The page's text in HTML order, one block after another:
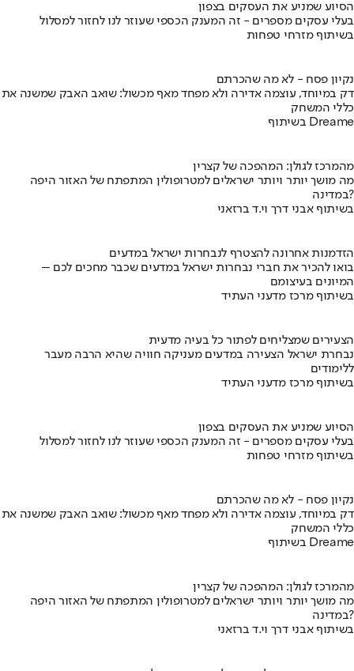
הסיוע שמניע את העסקים בצפון
בעלי עסקים מספרים - זה המענק הכספי שעוזר לנו לחזור למסלול
בשיתוף מזרחי טפחות
נקיון פסח - לא מה שהכרתם
דק במיוחד, עוצמה אדירה ולא מפחד מאף מכשול: שואב האבק שמשנה את
כללי המשחק
בשיתוף Dreame
מהמרכז לגולן: המהפכה של קצרין
מה מושך יותר ויותר ישראלים למטרופולין המתפתח של האזור היפה
במדינה?
בשיתוף אבני דרך וי.ד ברזאני
הזדמנות אחרונה להצטרף לנבחרות ישראל במדעים
בואו להכיר את חברי נבחרות ישראל במדעים שכבר מחכים לכם –
המיונים בעיצומם
בשיתוף מרכז מדעני העתיד
הצעירים שמצליחים לפתור כל בעיה מדעית
נבחרת ישראל הצעירה במדעים מעניקה חוויה שהיא הרבה מעבר
ללימודים
בשיתוף מרכז מדעני העתיד
הסיוע שמניע את העסקים בצפון
בעלי עסקים מספרים - זה המענק הכספי שעוזר לנו לחזור למסלול
בשיתוף מזרחי טפחות
נקיון פסח - לא מה שהכרתם
דק במיוחד, עוצמה אדירה ולא מפחד מאף מכשול: שואב האבק שמשנה את
כללי המשחק
בשיתוף Dreame
מהמרכז לגולן: המהפכה של קצרין
מה מושך יותר ויותר ישראלים למטרופולין המתפתח של האזור היפה
במדינה?
בשיתוף אבני דרך וי.ד ברזאני